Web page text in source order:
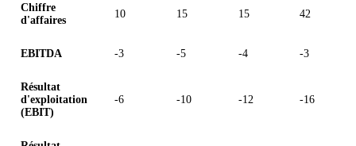
Chiffre
d'affaires
10 15 15 42
EBITDA -3 -5 -4 -3
Résultat
d'exploitation
(EBIT)
-6 -10 -12 -16